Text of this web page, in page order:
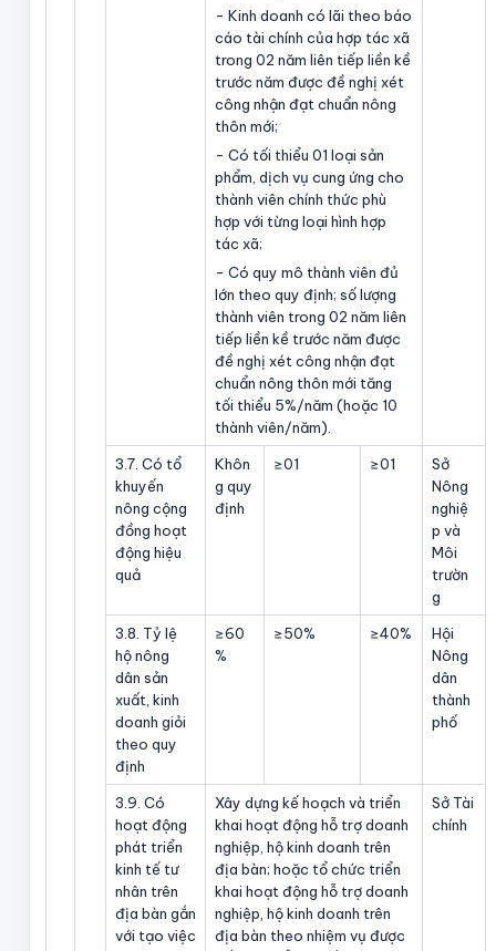
- Kinh doanh có lãi theo báo
cáo tài chính của hợp tác xã
trong 02 năm liên tiếp liền kề
trước năm được đề nghị xét
công nhận đạt chuẩn nông
thôn mới;
- Có tối thiểu 01 loại sản
phẩm, dịch vụ cung ứng cho
thành viên chính thức phù
hợp với từng loại hình hợp
tác xã;
- Có quy mô thành viên đủ
lớn theo quy định; số lượng
thành viên trong 02 năm liên
tiếp liền kề trước năm được
đề nghị xét công nhận đạt
chuẩn nông thôn mới tăng
tối thiểu 5%/năm (hoặc 10
thành viên/năm).
3.7. Có tổ
khuyến
nông cộng
đồng hoạt
động hiệu
quả
Khôn
g quy
định
≥01 ≥01
Sở
Nông
nghiệ
p và
Môi
trườn
g
3.8. Tỷ lệ
hộ nông
dân sản
xuất, kinh
doanh giỏi
theo quy
định
≥60
%
≥50% ≥40%
Hội
Nông
dân
thành
phố
3.9. Có
hoạt động
phát triển
kinh tế tư
nhân trên
địa bàn gắn
với tạo việc
Xây dựng kế hoạch và triển
khai hoạt động hỗ trợ doanh
nghiệp, hộ kinh doanh trên
địa bàn; hoặc tổ chức triển
khai hoạt động hỗ trợ doanh
nghiệp, hộ kinh doanh trên
địa bàn theo nhiệm vụ được
Sở Tài
chính